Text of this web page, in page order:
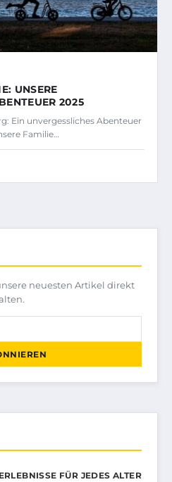
UNSERE
2025
Ein unvergessliches Abenteuer
Familie…
neuesten Artikel direkt
FÜR JEDES ALTER